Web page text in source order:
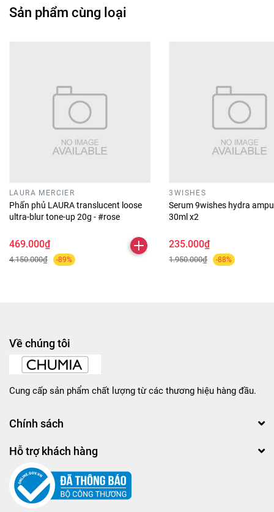
Sản phẩm cùng loại
LAURA MERCIER
Phấn phủ LAURA translucent loose
ultra-blur tone-up 20g - #rose
469.000₫
4.150.000₫ -89%
3WISHES
Serum 9wishes hydra
30ml x2
235.000₫
1.950.000₫ -88%
Về chúng tôi
Cung cấp sản phẩm chất lượng từ các thương hiệu hàng đầu.
Chính sách
Hỗ trợ khách hàng